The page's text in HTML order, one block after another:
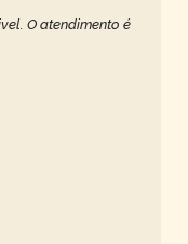
O atendimento é